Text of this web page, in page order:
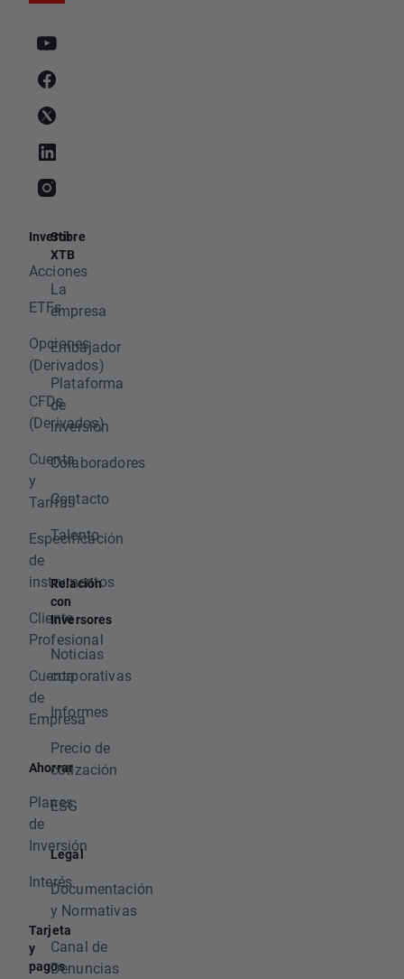
Invertir
Acciones
ETFs
Opciones
(Derivados)
CFDs
(Derivados)
Cuenta
y
Tarifas
Especificación
de
instrumentos
Cliente
Profesional
Cuenta
de
Empresa
Ahorrar
Planes
de
Inversión
Interés
Tarjeta
y
pagos
Sobre
XTB
La
empresa
Embajador
Plataforma
de
inversión
Colaboradores
Contacto
Talento
Relación
con
Inversores
Noticias
corporativas
Informes
Precio de
cotización
ESG
Legal
Documentación
y Normativas
Canal de
Denuncias